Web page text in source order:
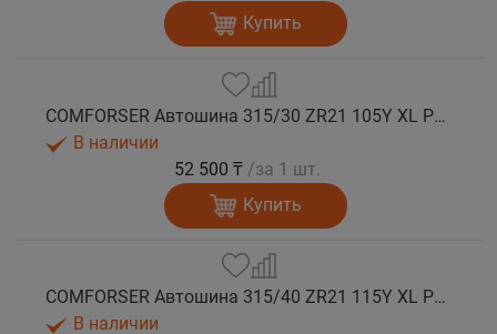
Купить
COMFORSER Автошина 315/30 ZR21 105Y XL PURESPEED лето
В наличии
52 500 ₸ /за 1 шт.
Купить
COMFORSER Автошина 315/40 ZR21 115Y XL PURESPEED лето
В наличии